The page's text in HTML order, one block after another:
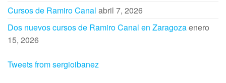
Cursos de Ramiro Canal abril 7, 2026
Dos nuevos cursos de Ramiro Canal en Zaragozaenero
15, 2026
Tweets from sergioibanez